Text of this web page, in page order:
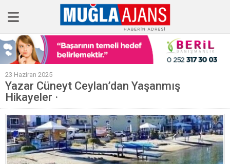
Ana Sayfa
Tüm Haberler
Köşe Yazıları
Sağlık
Magazin
Künye
23 Haziran 2025
Yazar Cüneyt Ceylan’dan Yaşanmış
Hikayeler ·